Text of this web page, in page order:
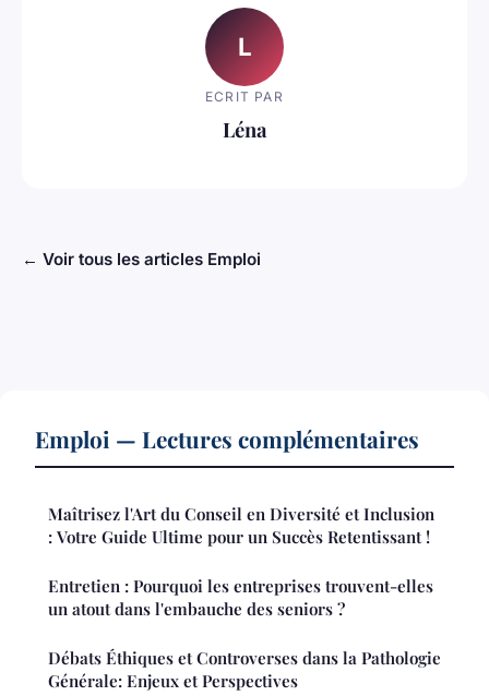
L
ECRIT PAR
Léna
← Voir tous les articles Emploi
Emploi — Lectures complémentaires
Maîtrisez l'Art du Conseil en Diversité et Inclusion
: Votre Guide Ultime pour un Succès Retentissant !
Entretien : Pourquoi les entreprises trouvent-elles
un atout dans l'embauche des seniors ?
Débats Éthiques et Controverses dans la Pathologie
Générale: Enjeux et Perspectives